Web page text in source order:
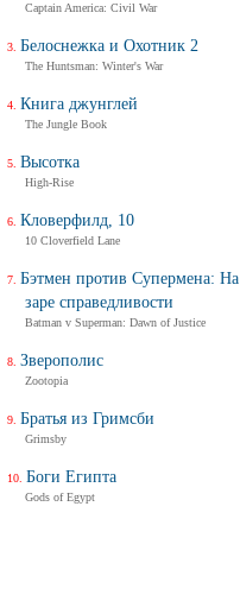
Captain America: Civil War
Белоснежка и Охотник 2
The Huntsman: Winter's War
Книга джунглей
The Jungle Book
Высотка
High-Rise
Кловерфилд, 10
10 Cloverfield Lane
Бэтмен против Супермена: На
заре справедливости
Batman v Superman: Dawn of Justice
Зверополис
Zootopia
Братья из Гримсби
Grimsby
Боги Египта
Gods of Egypt